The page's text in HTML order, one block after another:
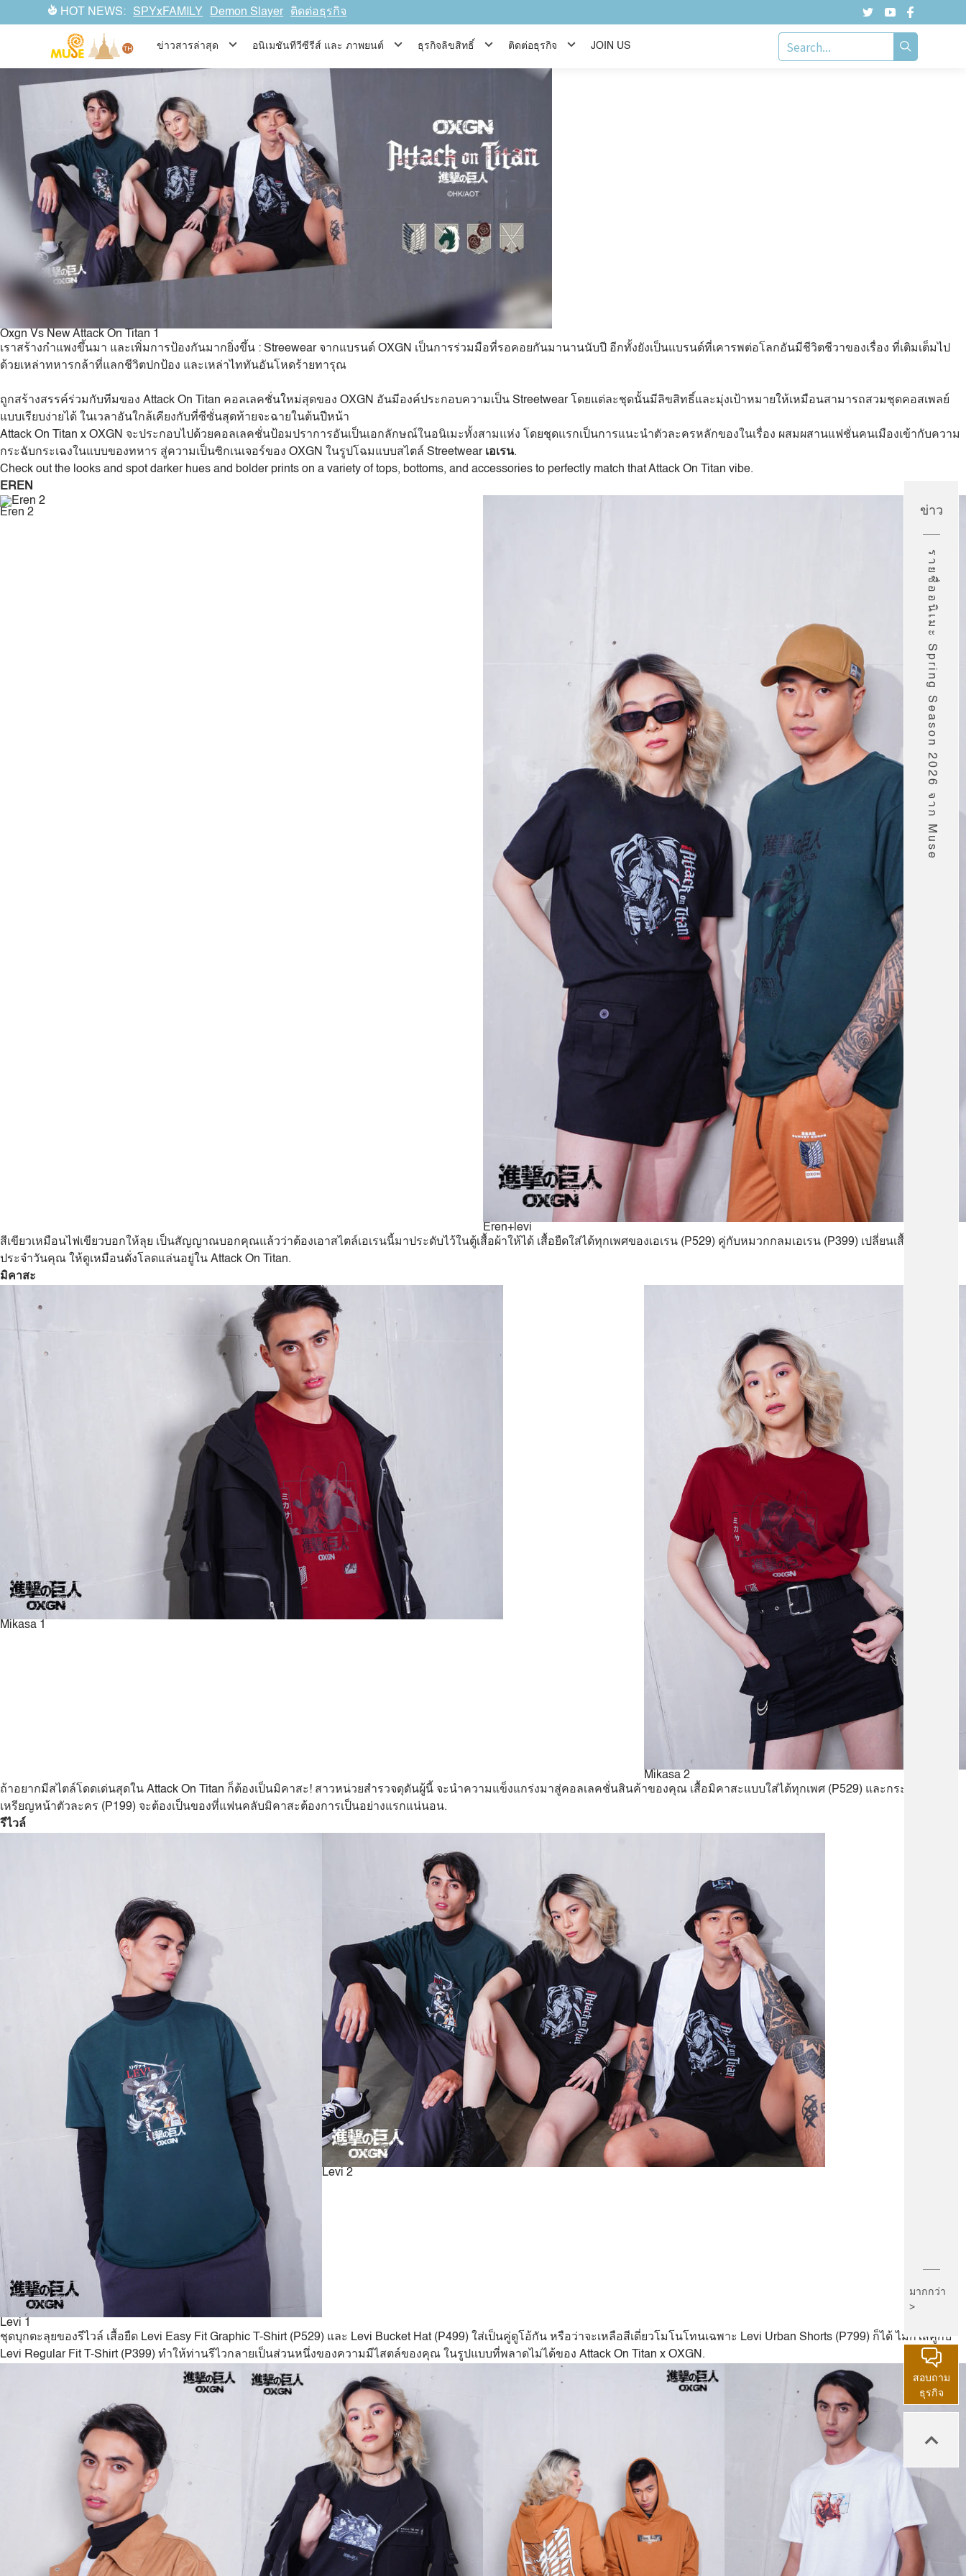
HOT NEWS: SPYxFAMILY Demon Slayer ติดต่อธุรกิจ
ข่าวสารล่าสุด อนิเมชันทีวีซีรีส์ และ ภาพยนต์ ธุรกิจลิขสิทธิ์ ติดต่อธุรกิจ JOIN US
OXGN เปิดตัวคอลเลคชั่นใหม่ ‘Attack On Titan’ Streetwear Collection
Oxgn Vs New Attack On Titan 1
เราสร้างกำแพงขึ้นมา และเพิ่มการป้องกันมากยิ่งขึ้น : Streewear จากแบรนด์ OXGN เป็นการร่วมมือที่รอคอยกันมานานนับปี อีกทั้งยังเป็นแบรนด์ที่เคารพต่อโลกอันมีชีวิตชีวาของเรื่อง ที่เติมเต็มไป
ด้วยเหล่าทหารกล้าที่แลกชีวิตปกป้อง และเหล่าไททันอันโหดร้ายทารุณ
ถูกสร้างสรรค์ร่วมกับทีมของ Attack On Titan คอลเลคชั่นใหม่สุดของ OXGN อันมีองค์ประกอบความเป็น Streetwear โดยแต่ละชุดนั้นมีลิขสิทธิ์และมุ่งเป้าหมายให้เหมือนสามารถสวมชุดคอสเพลย์
แบบเรียบง่ายได้ ในเวลาอันใกล้เคียงกับที่ซีซั่นสุดท้ายจะฉายในต้นปีหน้า
Attack On Titan x OXGN จะประกอบไปด้วยคอลเลคชั่นป้อมปราการอันเป็นเอกลักษณ์ในอนิเมะทั้งสามแห่ง โดยชุดแรกเป็นการแนะนำตัวละครหลักของในเรื่อง ผสมผสานแฟชั่นคนเมืองเข้ากับความ
กระฉับกระเฉงในแบบของทหาร สู่ความเป็นซิกเนเจอร์ของ OXGN ในรูปโฉมแบบสไตล์ Streetwear เอเรน.
Check out the looks and spot darker hues and bolder prints on a variety of tops, bottoms, and accessories to perfectly match that Attack On Titan vibe.
EREN
Eren 2
Eren+levi
สีเขียวเหมือนไฟเขียวบอกให้ลุย เป็นสัญญาณบอกคุณแล้วว่าต้องเอาสไตล์เอเรนนี้มาประดับไว้ในตู้เสื้อผ้าให้ได้ เสื้อยืดใส่ได้ทุกเพศของเอเรน (P529) คู่กับหมวกกลมเอเรน (P399) เปลี่ยนเสื้อผ้าชีวิต
ประจำวันคุณ ให้ดูเหมือนดั่งโลดแล่นอยู่ใน Attack On Titan.
มิคาสะ
Mikasa 1
Mikasa 2
ถ้าอยากมีสไตล์โดดเด่นสุดใน Attack On Titan ก็ต้องเป็นมิคาสะ! สาวหน่วยสำรวจดุดันผู้นี้ จะนำความแข็งแกร่งมาสู่คอลเลคชั่นสินค้าของคุณ เสื้อมิคาสะแบบใส่ได้ทุกเพศ (P529) และกระเป๋าใส่
เหรียญหน้าตัวละคร (P199) จะต้องเป็นของที่แฟนคลับมิคาสะต้องการเป็นอย่างแรกแน่นอน.
รีไวล์
Levi 1
Levi 2
ชุดบุกตะลุยของรีไวล์ เสื้อยืด Levi Easy Fit Graphic T-Shirt (P529) และ Levi Bucket Hat (P499) ใส่เป็นคู่ดูโอ้กัน หรือว่าจะเหลือสีเดี่ยวโมโนโทนเฉพาะ Levi Urban Shorts (P799) ก็ได้ ไม่ก็ใส่คู่กับ
Levi Regular Fit T-Shirt (P399) ทำให้ท่านรีไวกลายเป็นส่วนหนึ่งของความมีไสตล์ของคุณ ในรูปแบบที่พลาดไม่ได้ของ Attack On Titan x OXGN.
ข่าว
รายชื่ออนิเมะ Spring Season 2026 จาก Muse
มากกว่า
>
สอบถาม
ธุรกิจ